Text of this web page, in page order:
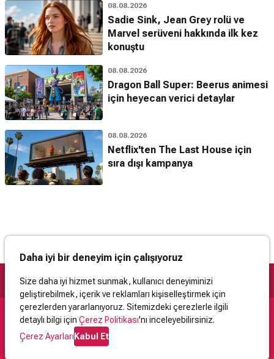
08.08.2026
Sadie Sink, Jean Grey rolü ve
Marvel serüveni hakkında ilk kez
konuştu
08.08.2026
Dragon Ball Super: Beerus animesi
için heyecan verici detaylar
08.08.2026
Netflix'ten The Last House için
sıra dışı kampanya
Daha iyi bir deneyim için çalışıyoruz
Size daha iyi hizmet sunmak, kullanıcı deneyiminizi
geliştirebilmek, içerik ve reklamları kişiselleştirmek için
çerezlerden yararlanıyoruz. Sitemizdeki çerezlerle ilgili
detaylı bilgi için Çerez Politikası'nı inceleyebilirsiniz.
Çerez AyarlarıKabul Et
Destek
İletişimYardımKullanıcı Sözleşmesi